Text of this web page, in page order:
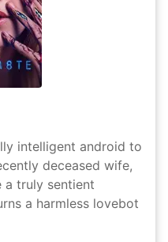
intelligent android to
deceased wife,
truly sentient
a harmless lovebot